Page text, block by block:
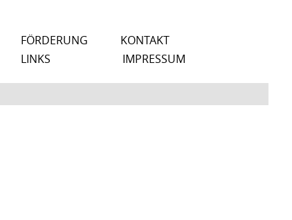
FÖRDERUNG
KONTAKT
LINKS IMPRESSUM